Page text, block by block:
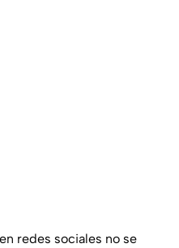
redes sociales no se